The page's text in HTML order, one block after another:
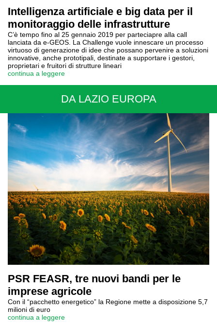
Intelligenza artificiale e big data per il
monitoraggio delle infrastrutture
C’è tempo fino al 25 gennaio 2019 per parteciapre alla call
lanciata da e-GEOS. La Challenge vuole innescare un processo
virtuoso di generazione di idee che possano pervenire a soluzioni
innovative, anche prototipali, destinate a supportare i gestori,
proprietari e fruitori di strutture lineari
continua a leggere
DA LAZIO EUROPA
PSR FEASR, tre nuovi bandi per le
imprese agricole
Con il “pacchetto energetico” la Regione mette a disposizione 5,7
milioni di euro
continua a leggere